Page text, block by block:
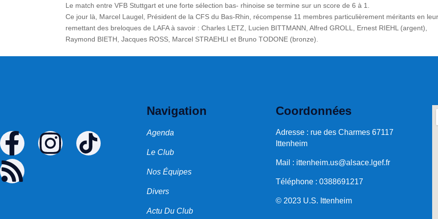
Le match entre VFB Stuttgart et une forte sélection bas- rhinoise se termine sur un score de 6 à 1.
Ce jour là, Marcel Laugel, Président de la CFS du Bas-Rhin, récompense 11 membres particulièrement méritants en
remettant des breloques de LAFA à savoir : Charles LETZ, Lucien BITTMANN, Alfred GROLL, Ernest RIEHL (argent),
Raymond BIETH, Jacques ROSS, Marcel STRAEHLI et Bruno TODONE (bronze).
Navigation
Agenda
Le Club
Nos Équipes
Divers
Actu Du Club
Coordonnées
Adresse : rue des Charmes 67117
Ittenheim
Mail : ittenheim.us@alsace.lgef.fr
Téléphone : 0388691217
© 2023 U.S. Ittenheim